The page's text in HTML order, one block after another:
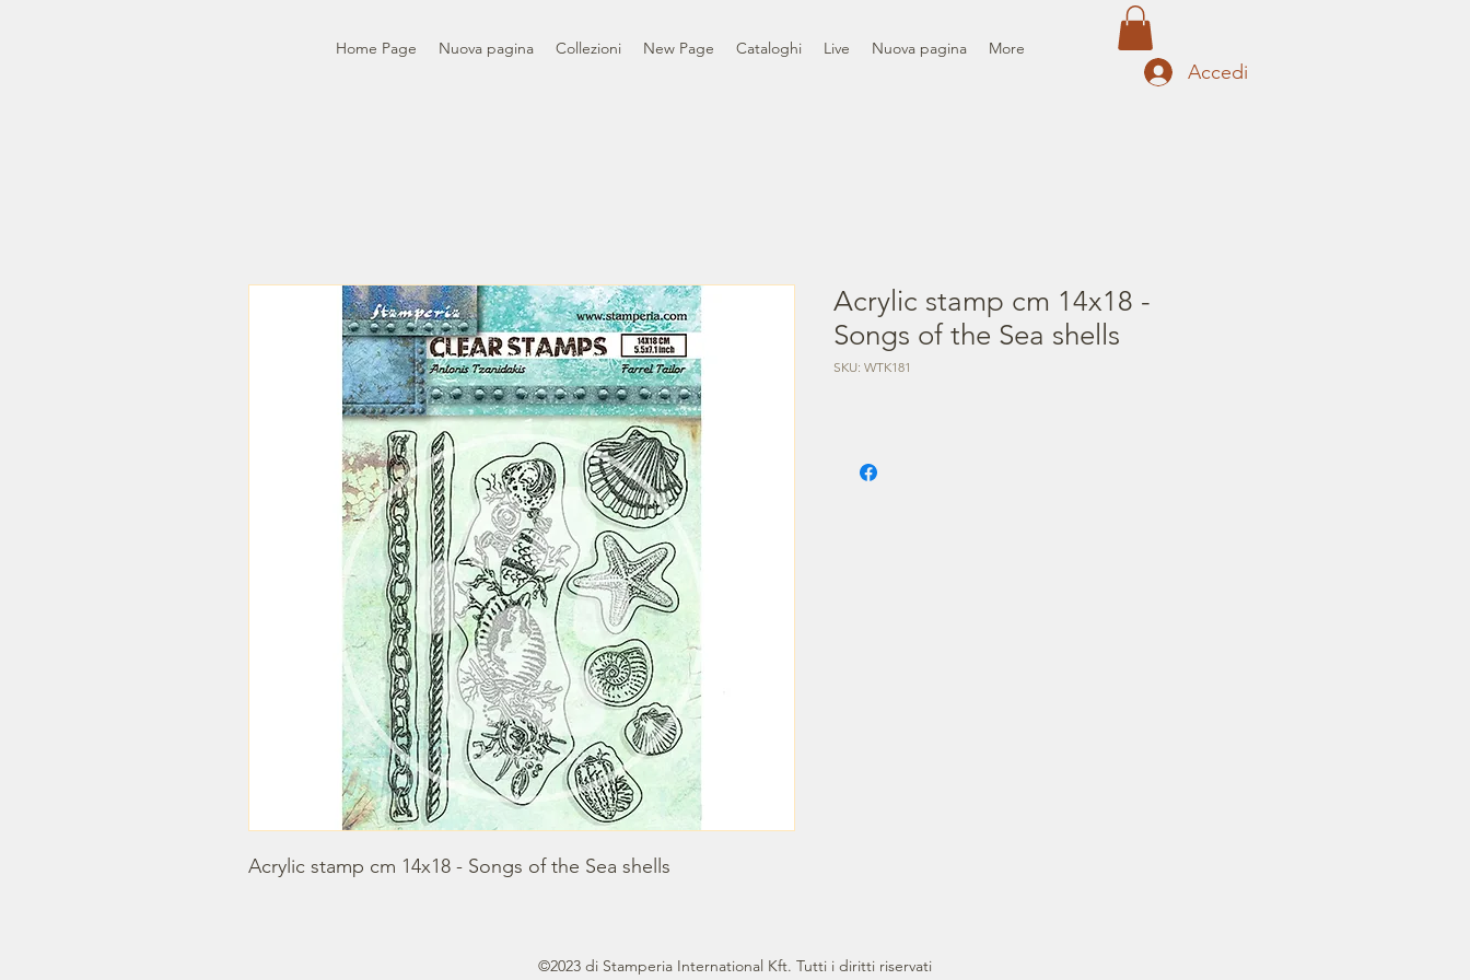
Home Page Nuova pagina Collezioni New Page Cataloghi Live Nuova pagina More
Accedi
Acrylic stamp cm 14x18 - Songs of the Sea shells
Acrylic stamp cm 14x18 -
Songs of the Sea shells
SKU: WTK181
©2023 di Stamperia International Kft. Tutti i diritti riservati